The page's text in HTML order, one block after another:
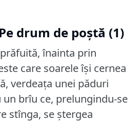
drum de poștă (1)
înainta prin
care soarele își cernea
verdeața unei păduri
brîu ce, prelungindu-se
stînga, se ștergea